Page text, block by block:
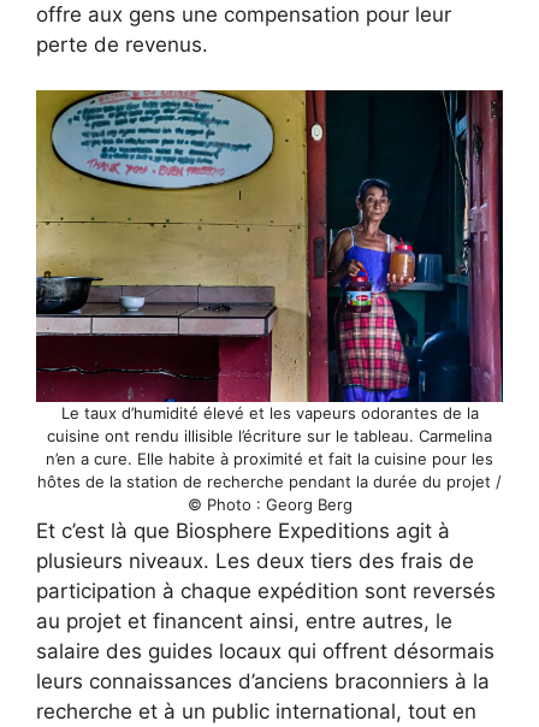
offre aux gens une compensation pour leur
perte de revenus.
Le taux d’humidité élevé et les vapeurs odorantes de la
cuisine ont rendu illisible l’écriture sur le tableau. Carmelina
n’en a cure. Elle habite à proximité et fait la cuisine pour les
hôtes de la station de recherche pendant la durée du projet /
© Photo : Georg Berg
Et c’est là que Biosphere Expeditions agit à
plusieurs niveaux. Les deux tiers des frais de
participation à chaque expédition sont reversés
au projet et financent ainsi, entre autres, le
salaire des guides locaux qui offrent désormais
leurs connaissances d’anciens braconniers à la
recherche et à un public international, tout en